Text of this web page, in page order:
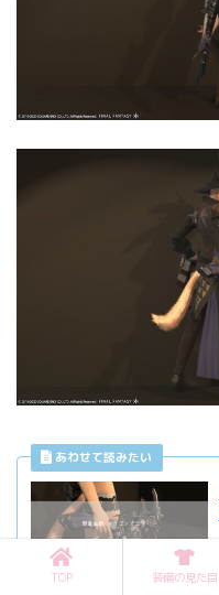
TOP 装備の見た目